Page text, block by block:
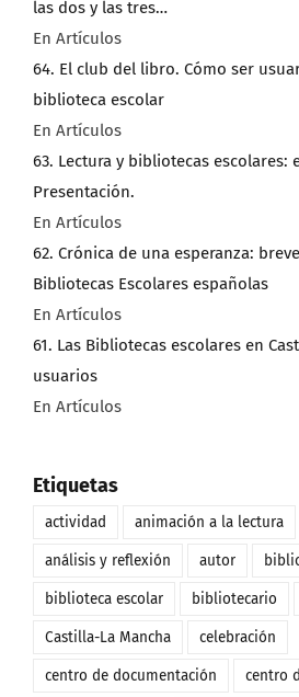
las dos y las tres…
En Artículos
64. El club del libro. Cómo ser
biblioteca escolar
En Artículos
63. Lectura y bibliotecas escolares:
Presentación.
En Artículos
62. Crónica de una esperanza:
Bibliotecas Escolares españolas
En Artículos
61. Las Bibliotecas escolares en
usuarios
En Artículos
Etiquetas
actividad animación a la lectura
análisis y reflexión autor
biblioteca escolar bibliotecario
Castilla-La Mancha celebración
centro de documentación centro